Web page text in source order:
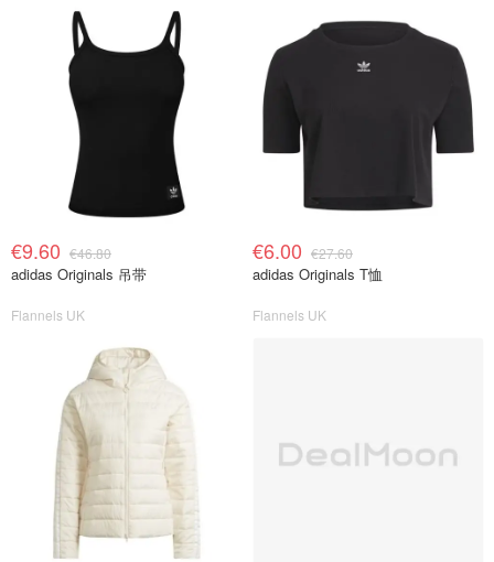
€9.60 €46.80
adidas Originals 吊带
Flannels UK
€6.00 €27.60
adidas Originals T恤
Flannels UK